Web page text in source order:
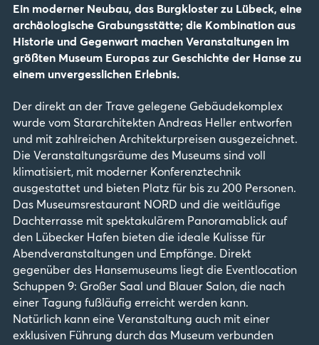
Ein moderner Neubau, das Burgkloster zu Lübeck, eine
archäologische Grabungsstätte; die Kombination aus
Historie und Gegenwart machen Veranstaltungen im
größten Museum Europas zur Geschichte der Hanse zu
einem unvergesslichen Erlebnis.
Der direkt an der Trave gelegene Gebäudekomplex
wurde vom Stararchitekten Andreas Heller entworfen
und mit zahlreichen Architekturpreisen ausgezeichnet.
Die Veranstaltungsräume des Museums sind voll
klimatisiert, mit moderner Konferenztechnik
ausgestattet und bieten Platz für bis zu 200 Personen.
Das Museumsrestaurant NORD und die weitläufige
Dachterrasse mit spektakulärem Panoramablick auf
den Lübecker Hafen bieten die ideale Kulisse für
Abendveranstaltungen und Empfänge. Direkt
gegenüber des Hansemuseums liegt die Eventlocation
Schuppen 9: Großer Saal und Blauer Salon, die nach
einer Tagung fußläufig erreicht werden kann.
Natürlich kann eine Veranstaltung auch mit einer
exklusiven Führung durch das Museum verbunden